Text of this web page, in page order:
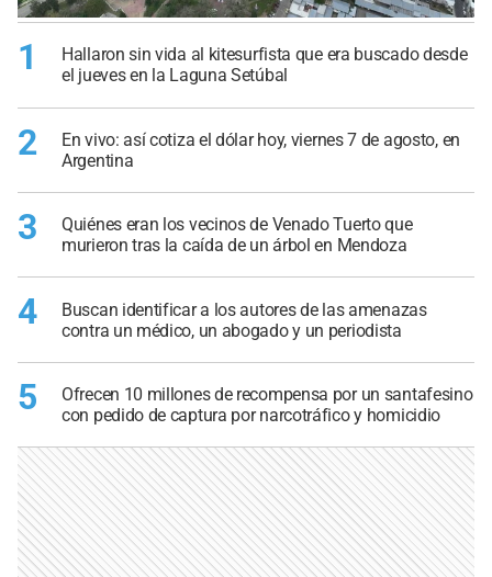
1
Hallaron sin vida al kitesurfista que era buscado desde
el jueves en la Laguna Setúbal
2
En vivo: así cotiza el dólar hoy, viernes 7 de agosto, en
Argentina
3
Quiénes eran los vecinos de Venado Tuerto que
murieron tras la caída de un árbol en Mendoza
4
Buscan identificar a los autores de las amenazas
contra un médico, un abogado y un periodista
5
Ofrecen 10 millones de recompensa por un santafesino
con pedido de captura por narcotráfico y homicidio